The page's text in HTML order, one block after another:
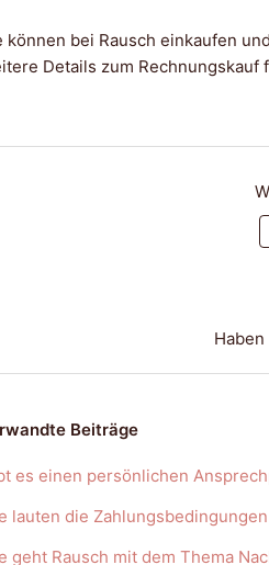
können bei Rausch einkaufen
Details zum Rechnungskauf
Beiträge
es einen persönlichen
lauten die
geht Rausch mit dem Thema